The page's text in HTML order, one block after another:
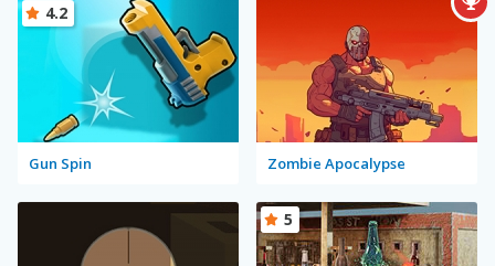
Gun Spin
4.2
Zombie Apocalypse
5